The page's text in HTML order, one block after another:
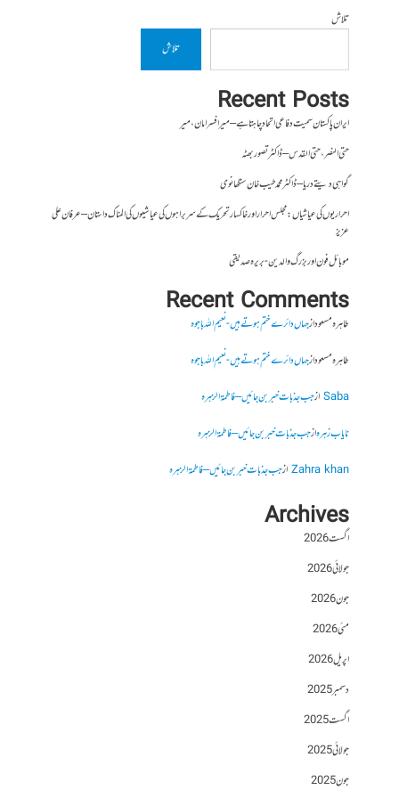
تلاش
تلاش
Recent Posts
ایران پاکستان سمیت دفاعی اتحاد چاہتا ہے – میر افسر امان،میر
حتی النصر ، حتی القدس – ڈاکٹر تصور بھٹہ
گواہی دیتے دریا – ڈاکٹر محمد طیب خان سنگھانوی
احراریوں کی عیاشیاں : مجلس احرار اور خاکسار تحریک کے سربراہوں کی عیاشیوں کی المناک داستان – عرفان علی
عزیز
موبائل فون اور بزرگ والدین- بریرہ صدیقی
Recent Comments
طاہرہ مسعودازجہاں دائرے ختم ہوتے ہیں- نعیم اللہ باجوہ
طاہرہ مسعودازجہاں دائرے ختم ہوتے ہیں- نعیم اللہ باجوہ
Sabaازجب جذبات خبر بن جائیں – فاطمۃالزہرہ
نایاب زہرہازجب جذبات خبر بن جائیں – فاطمۃالزہرہ
Zahra khanازجب جذبات خبر بن جائیں – فاطمۃالزہرہ
Archives
اگست 2026
جولائی 2026
جون 2026
مئی 2026
اپریل 2026
دسمبر 2025
اگست 2025
جولائی 2025
جون 2025